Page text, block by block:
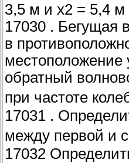
3,5 м и х2 = 5,4 м
17030 . Бегущая
в
местоположение
обратный
при частоте
17031 .
между первой и
17032